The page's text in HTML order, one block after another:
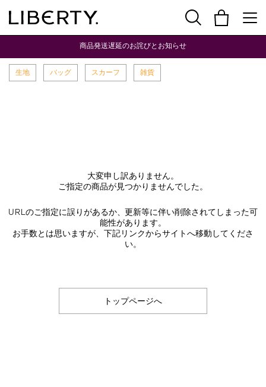
商品発送遅延のお詫びとお知らせ
生地 バッグ スカーフ 雑貨
大変申し訳ありません。
ご指定の商品が見つかりませんでした。
URLのご指定に誤りがあるか、更新等に伴い削除されてしまった可
能性があります。
お手数とは思いますが、下記リンクからサイトへ移動してくださ
い。
トップページへ